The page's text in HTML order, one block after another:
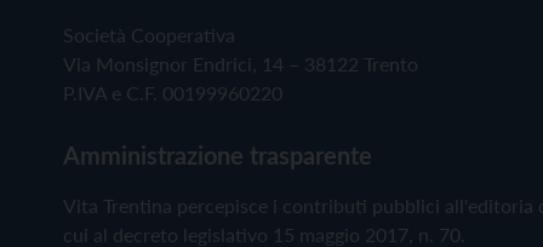
Società Cooperativa
Via Monsignor Endrici, 14 – 38122 Trento
P.IVA e C.F. 00199960220
Amministrazione trasparente
Vita Trentina percepisce i contributi pubblici all'editoria
cui al decreto legislativo 15 maggio 2017, n. 70.